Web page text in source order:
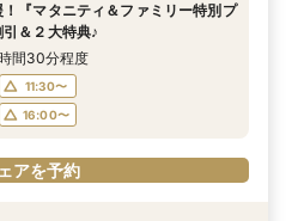
11:30〜
16:00〜
アを予約
11:30〜
16:00〜
アを予約
『マタニティ＆ファミリー特別プ
＆２大特典♪
間30分程度
11:30〜
16:00〜
アを予約